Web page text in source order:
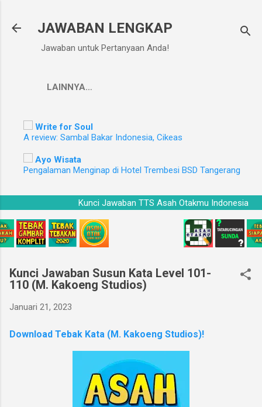
JAWABAN LENGKAP
Jawaban untuk Pertanyaan Anda!
LAINNYA…
Write for Soul
A review: Sambal Bakar Indonesia, Cikeas
Ayo Wisata
Pengalaman Menginap di Hotel Trembesi BSD Tangerang
Kunci Jawaban TTS Asah Otakmu Indonesia
Kunci Jawaban Susun Kata Level 101-
110 (M. Kakoeng Studios)
Januari 21, 2023
Download Tebak Kata (M. Kakoeng Studios)!